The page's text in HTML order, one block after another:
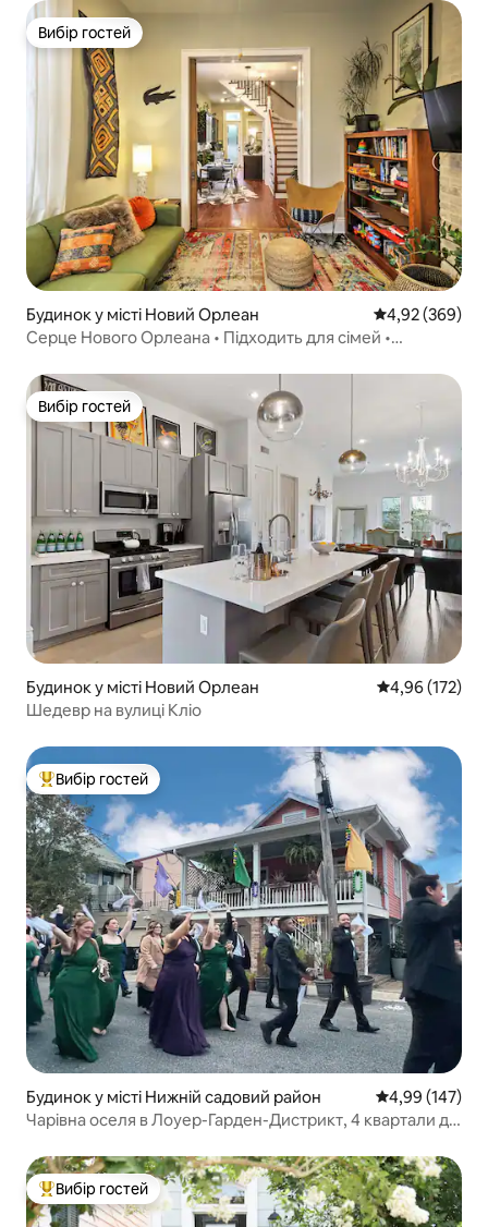
Вибір гостей
Вибір гостей
Будинок у місті Новий Орлеан Середня
4,92 (369)
Серце Нового Орлеана • Підходить для сімей •
Вибір гостей
Вибір гостей
Будинок у місті Новий Орлеан Середня
4,96 (172)
Шедевр на вулиці Кліо
Топ вибір гостей
Вибір гостей
Будинок у місті Нижній садовий район Середня
4,99 (147)
Чарівна оселя в Лоуер-Гарден-Дистрикт, 4 квартали до
Топ вибір гостей
Вибір гостей